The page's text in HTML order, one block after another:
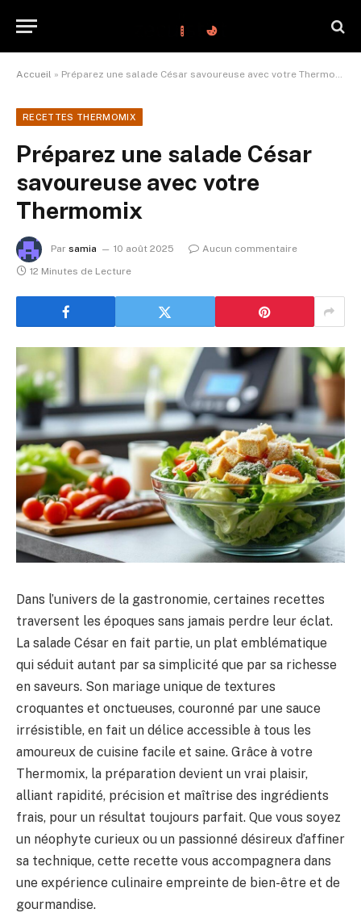
Accueil » Préparez une salade César savoureuse avec votre Thermomix
RECETTES THERMOMIX
Préparez une salade César
savoureuse avec votre
Thermomix
Par samia 10 août 2025
Aucun commentaire
12 Minutes de Lecture
Dans l’univers de la gastronomie, certaines recettes
traversent les époques sans jamais perdre leur éclat.
La salade César en fait partie, un plat emblématique
qui séduit autant par sa simplicité que par sa richesse
en saveurs. Son mariage unique de textures
croquantes et onctueuses, couronné par une sauce
irrésistible, en fait un délice accessible à tous les
amoureux de cuisine facile et saine. Grâce à votre
Thermomix, la préparation devient un vrai plaisir,
alliant rapidité, précision et maîtrise des ingrédients
frais, pour un résultat toujours parfait. Que vous soyez
un néophyte curieux ou un passionné désireux d’affiner
sa technique, cette recette vous accompagnera dans
une expérience culinaire empreinte de bien-être et de
gourmandise.